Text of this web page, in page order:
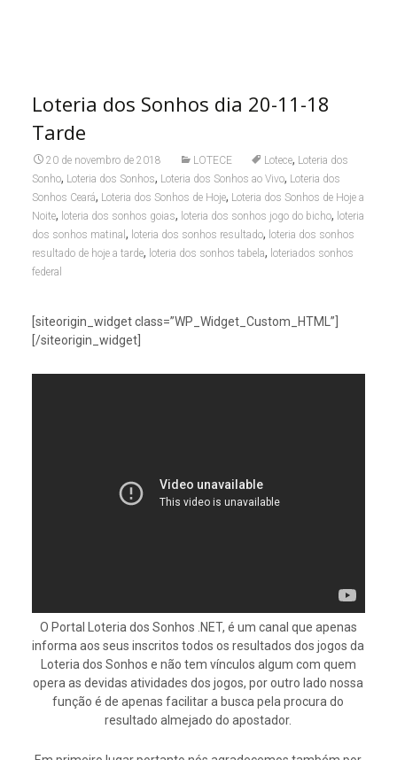
Loteria dos Sonhos dia 20-11-18
Tarde
20 de novembro de 2018 LOTECE Lotece, Loteria dos
Sonho, Loteria dos Sonhos, Loteria dos Sonhos ao Vivo, Loteria dos
Sonhos Ceará, Loteria dos Sonhos de Hoje, Loteria dos Sonhos de Hoje a
Noite, loteria dos sonhos goias, loteria dos sonhos jogo do bicho, loteria
dos sonhos matinal , loteria dos sonhos resultado, loteria dos sonhos
resultado de hoje a tarde, loteria dos sonhos tabela, loteriados sonhos
federal
[siteorigin_widget class=”WP_Widget_Custom_HTML”]
[/siteorigin_widget]
O Portal Loteria dos Sonhos .NET, é um canal que apenas
informa aos seus inscritos todos os resultados dos jogos da
Loteria dos Sonhos e não tem vínculos algum com quem
opera as devidas atividades dos jogos, por outro lado nossa
função é de apenas facilitar a busca pela procura do
resultado almejado do apostador.